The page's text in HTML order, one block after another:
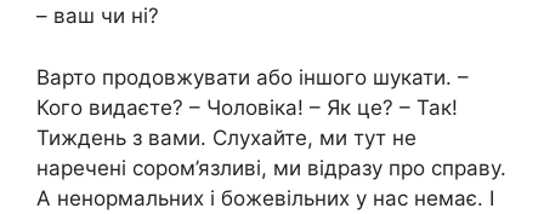
– ваш чи ні?
Варто продовжувати або іншого шукати. –
Кого видаєте? – Чоловіка! – Як це? – Так!
Тиждень з вами. Слухайте, ми тут не
наречені сором’язливі, ми відразу про справу.
А ненормальних і божевільних у нас немає. І